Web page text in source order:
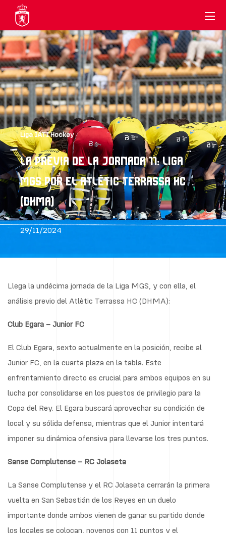
Liga IATI Hockey
LA PREVIA DE LA JORNADA 11: LIGA
MGS POR EL ATLÈTIC TERRASSA HC
(DHMA)
29/11/2024
Llega la undécima jornada de la Liga MGS, y con ella, el
análisis previo del Atlètic Terrassa HC (DHMA):
Club Egara – Junior FC
El Club Egara, sexto actualmente en la posición, recibe al
Junior FC, en la cuarta plaza en la tabla. Este
enfrentamiento directo es crucial para ambos equipos en su
lucha por consolidarse en los puestos de privilegio para la
Copa del Rey. El Egara buscará aprovechar su condición de
local y su sólida defensa, mientras que el Junior intentará
imponer su dinámica ofensiva para llevarse los tres puntos.
Sanse Complutense – RC Jolaseta
La Sanse Complutense y el RC Jolaseta cerrarán la primera
vuelta en San Sebastián de los Reyes en un duelo
importante donde ambos vienen de ganar su partido donde
los locales se colocan, novenos con 11 puntos y el